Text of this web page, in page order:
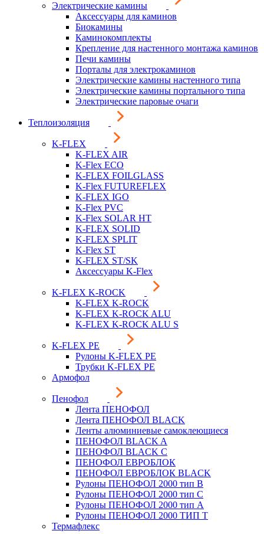
Электрические камины
Аксессуары для каминов
Биокамины
Каминокомплекты
Крепление для настенного монтажа каминов
Печи камины
Порталы для электрокаминов
Электрические камины настенного типа
Электрические камины портального типа
Электрические паровые очаги
Теплоизоляция
K-FLEX
K-FLEX AIR
K-Flex ECO
K-FLEX FOILGLASS
K-Flex FUTUREFLEX
K-FLEX IGO
K-Flex PVC
K-Flex SOLAR HT
K-FLEX SOLID
K-FLEX SPLIT
K-Flex ST
K-FLEX ST/SK
Аксессуары K-Flex
K-FLEX K-ROCK
K-FLEX K-ROCK
K-FLEX K-ROCK ALU
K-FLEX K-ROCK ALU S
K-FLEX PE
Рулоны K-FLEX PE
Трубки K-FLEX PE
Армофол
Пенофол
Лента ПЕНОФОЛ
Лента ПЕНОФОЛ BLACK
Ленты алюминиевые самоклеющиеся
ПЕНОФОЛ BLACK A
ПЕНОФОЛ BLACK С
ПЕНОФОЛ ЕВРОБЛОК
ПЕНОФОЛ ЕВРОБЛОК BLACK
Рулоны ПЕНОФОЛ 2000 тип B
Рулоны ПЕНОФОЛ 2000 тип C
Рулоны ПЕНОФОЛ 2000 тип А
Рулоны ПЕНОФОЛ 2000 ТИП Т
Термафлекс